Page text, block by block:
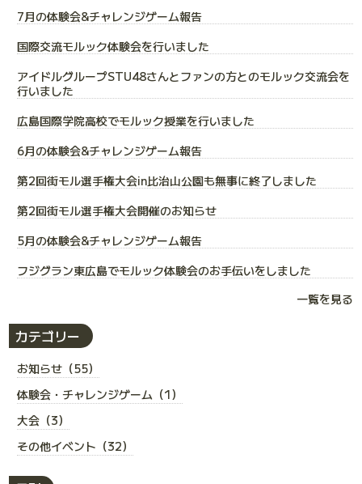
7月の体験会&チャレンジゲーム報告
国際交流モルック体験会を行いました
アイドルグループSTU48さんとファンの方とのモルック交流会を
行いました
広島国際学院高校でモルック授業を行いました
6月の体験会&チャレンジゲーム報告
第2回街モル選手権大会in比治山公園も無事に終了しました
第2回街モル選手権大会開催のお知らせ
5月の体験会&チャレンジゲーム報告
フジグラン東広島でモルック体験会のお手伝いをしました
一覧を見る
カテゴリー
お知らせ（55）
体験会・チャレンジゲーム（1）
大会（3）
その他イベント（32）